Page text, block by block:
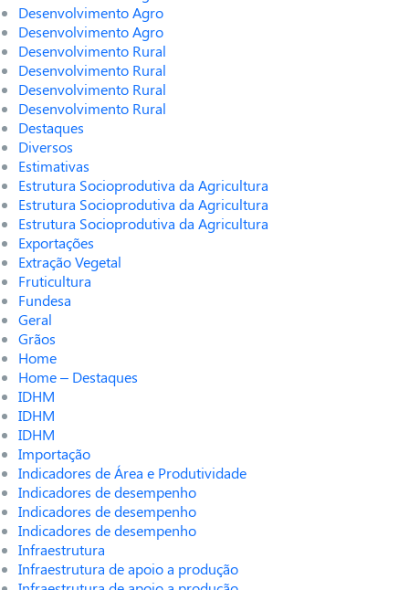
Desenvolvimento Agro
Desenvolvimento Agro
Desenvolvimento Rural
Desenvolvimento Rural
Desenvolvimento Rural
Desenvolvimento Rural
Destaques
Diversos
Estimativas
Estrutura Socioprodutiva da Agricultura
Estrutura Socioprodutiva da Agricultura
Estrutura Socioprodutiva da Agricultura
Exportações
Extração Vegetal
Fruticultura
Fundesa
Geral
Grãos
Home
Home – Destaques
IDHM
IDHM
IDHM
Importação
Indicadores de Área e Produtividade
Indicadores de desempenho
Indicadores de desempenho
Indicadores de desempenho
Infraestrutura
Infraestrutura de apoio a produção